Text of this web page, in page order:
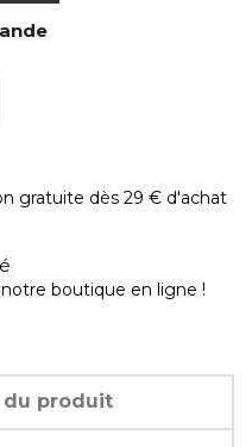
gratuite dès 29 € d'achat
boutique en ligne !
du produit